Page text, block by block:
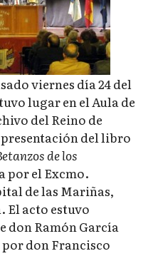
viernes día 24 del
lugar en el Aula de
del Reino de
del libro
de los
por el Excmo.
de las Mariñas,
El acto estuvo
don Ramón García
don Francisco